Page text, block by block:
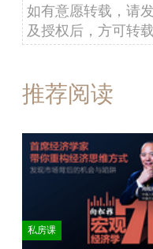
如有意愿转载，请
及授权后，方可转载
推荐阅读
私房课